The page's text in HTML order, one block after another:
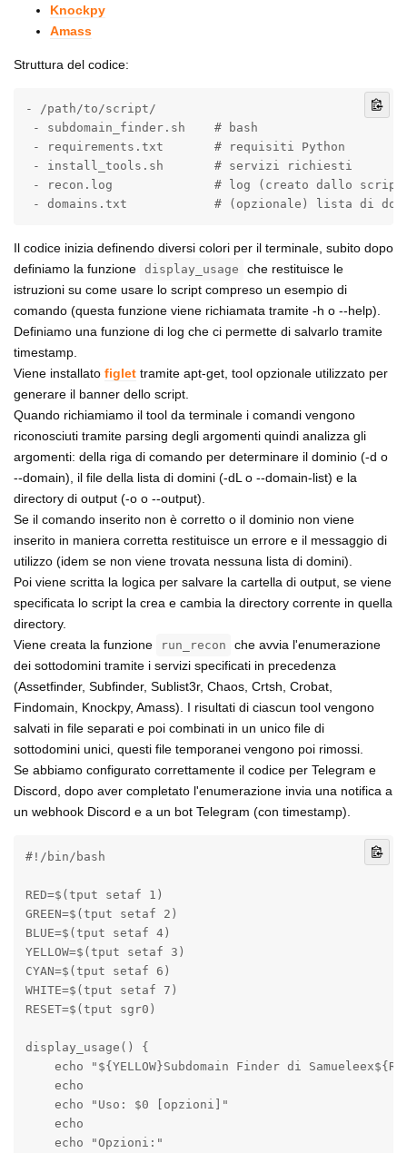
Knockpy
Amass
Struttura del codice:
- /path/to/script/
- subdomain_finder.sh    # bash
- requirements.txt       # requisiti Python
- install_tools.sh       # servizi richiesti
- recon.log              # log (creato dallo
- domains.txt            # (opzionale) lista di
Il codice inizia definendo diversi colori per il terminale, subito dopo
definiamo la funzione display_usage
che restituisce le
istruzioni su come usare lo script compreso un esempio di
comando (questa funzione viene richiamata tramite -h o --help).
Definiamo una funzione di log che ci permette di salvarlo tramite
timestamp.
Viene installato figlet tramite apt-get, tool opzionale utilizzato per
generare il banner dello script.
Quando richiamiamo il tool da terminale i comandi vengono
riconosciuti tramite parsing degli argomenti quindi analizza gli
argomenti: della riga di comando per determinare il dominio (-d o
--domain), il file della lista di domini (-dL o --domain-list) e la
directory di output (-o o --output).
Se il comando inserito non è corretto o il dominio non viene
inserito in maniera corretta restituisce un errore e il messaggio di
utilizzo (idem se non viene trovata nessuna lista di domini).
Poi viene scritta la logica per salvare la cartella di output, se viene
specificata lo script la crea e cambia la directory corrente in quella
directory.
Viene creata la funzione
run_recon
che avvia l'enumerazione
dei sottodomini tramite i servizi specificati in precedenza
(Assetfinder, Subfinder, Sublist3r, Chaos, Crtsh, Crobat,
Findomain, Knockpy, Amass). I risultati di ciascun tool vengono
salvati in file separati e poi combinati in un unico file di
sottodomini unici, questi file temporanei vengono poi rimossi.
Se abbiamo configurato correttamente il codice per Telegram e
Discord, dopo aver completato l'enumerazione invia una notifica a
un webhook Discord e a un bot Telegram (con timestamp).
#!/bin/bash
RED=$(tput setaf 1)
GREEN=$(tput setaf 2)
BLUE=$(tput setaf 4)
YELLOW=$(tput setaf 3)
CYAN=$(tput setaf 6)
WHITE=$(tput setaf 7)
RESET=$(tput sgr0)
display_usage() {
echo "${YELLOW}Subdomain Finder di
    echo
    echo "Uso: $0 [opzioni]"
    echo
    echo "Opzioni:"